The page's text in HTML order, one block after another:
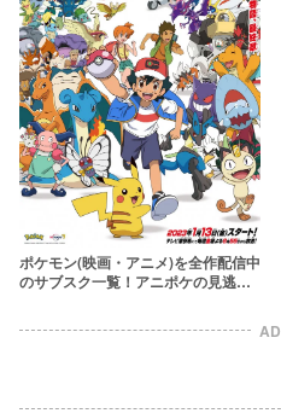
ポケモン(映画・アニメ)を全作配信中
のサブスク一覧！アニポケの見逃し
AD